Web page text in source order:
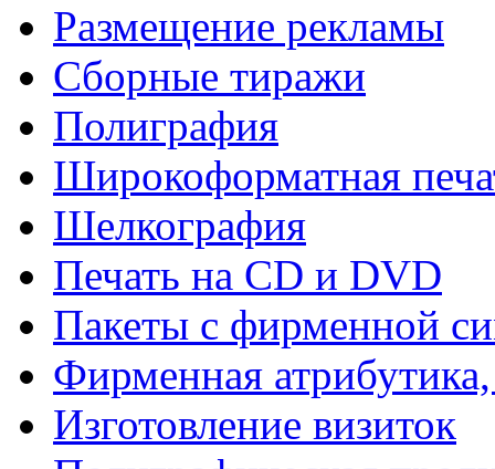
Размещение рекламы
Сборные тиражи
Полиграфия
Широкоформатная
Шелкография
Печать на СD и DVD
Пакеты с фирменной
Фирменная
Изготовление визиток